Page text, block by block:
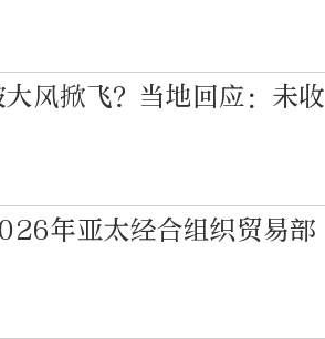
风掀飞？当地回应：未收
年亚太经合组织贸易部